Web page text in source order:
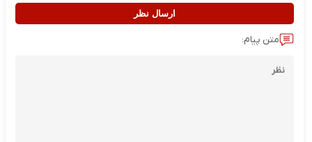
ارسال نظر
متن پیام: